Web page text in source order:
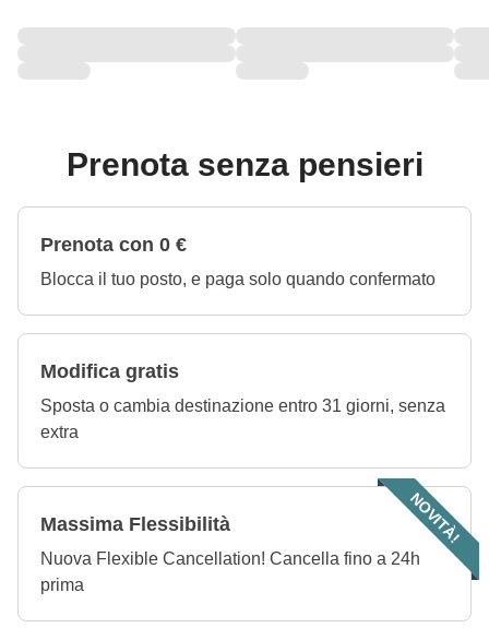
Prenota senza pensieri
Prenota con 0 €
Blocca il tuo posto, e paga solo quando confermato
Modifica gratis
Sposta o cambia destinazione entro 31 giorni, senza
extra
NOVITÀ!
Massima Flessibilità
Nuova Flexible Cancellation! Cancella fino a 24h
prima